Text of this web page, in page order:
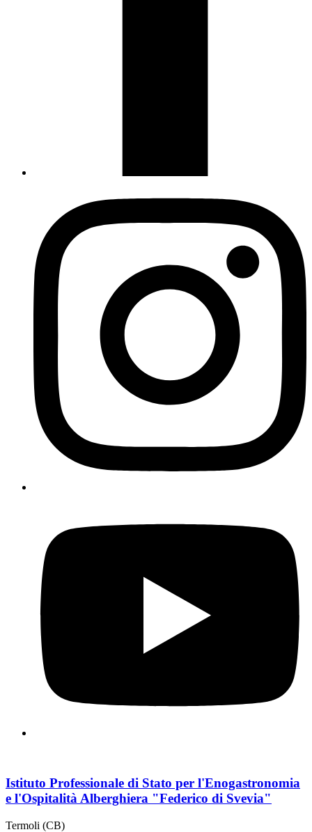
Istituto Professionale di Stato per l'Enogastronomia
e l'Ospitalità Alberghiera "Federico di Svevia"
Termoli (CB)